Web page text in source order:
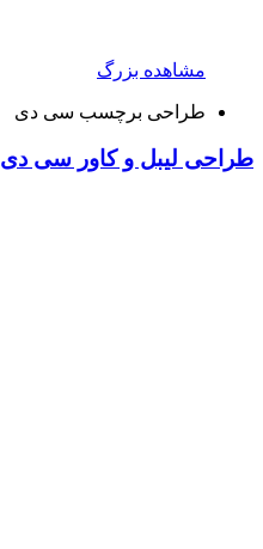
مشاهده بزرگ
طراحی برچسب سی دی
طراحی لیبل و کاور سی دی